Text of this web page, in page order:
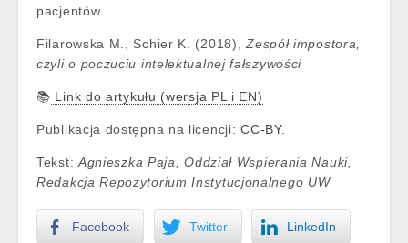
pacjentów.
Filarowska M., Schier K. (2018),Zespół impostora,
czyli o poczuciu intelektualnej fałszywości
📚 Link do artykułu (wersja PL i EN)
Publikacja dostępna na licencji:CC-BY.
Tekst: Agnieszka Paja, Oddział Wspierania Nauki,
Redakcja Repozytorium Instytucjonalnego UW
Facebook Twitter LinkedIn